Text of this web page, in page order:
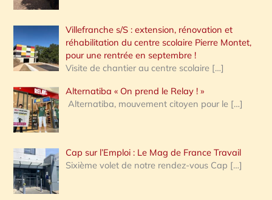
Villefranche s/S : extension, rénovation et
réhabilitation du centre scolaire Pierre Montet,
pour une rentrée en septembre !
Visite de chantier au centre scolaire […]
Alternatiba « On prend le Relay ! »
Alternatiba, mouvement citoyen pour le […]
Cap sur l’Emploi : Le Mag de France Travail
Sixième volet de notre rendez-vous Cap […]